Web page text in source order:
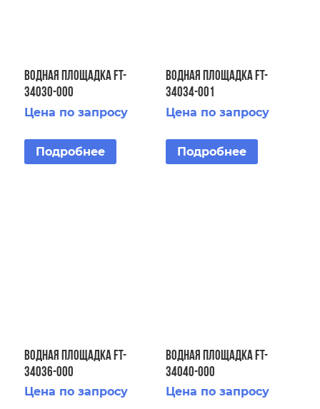
Водная площадка FT-
34030-000
Цена по запросу
Подробнее
Водная площадка FT-
34034-001
Цена по запросу
Подробнее
Водная площадка FT-
34036-000
Цена по запросу
Водная площадка FT-
34040-000
Цена по запросу